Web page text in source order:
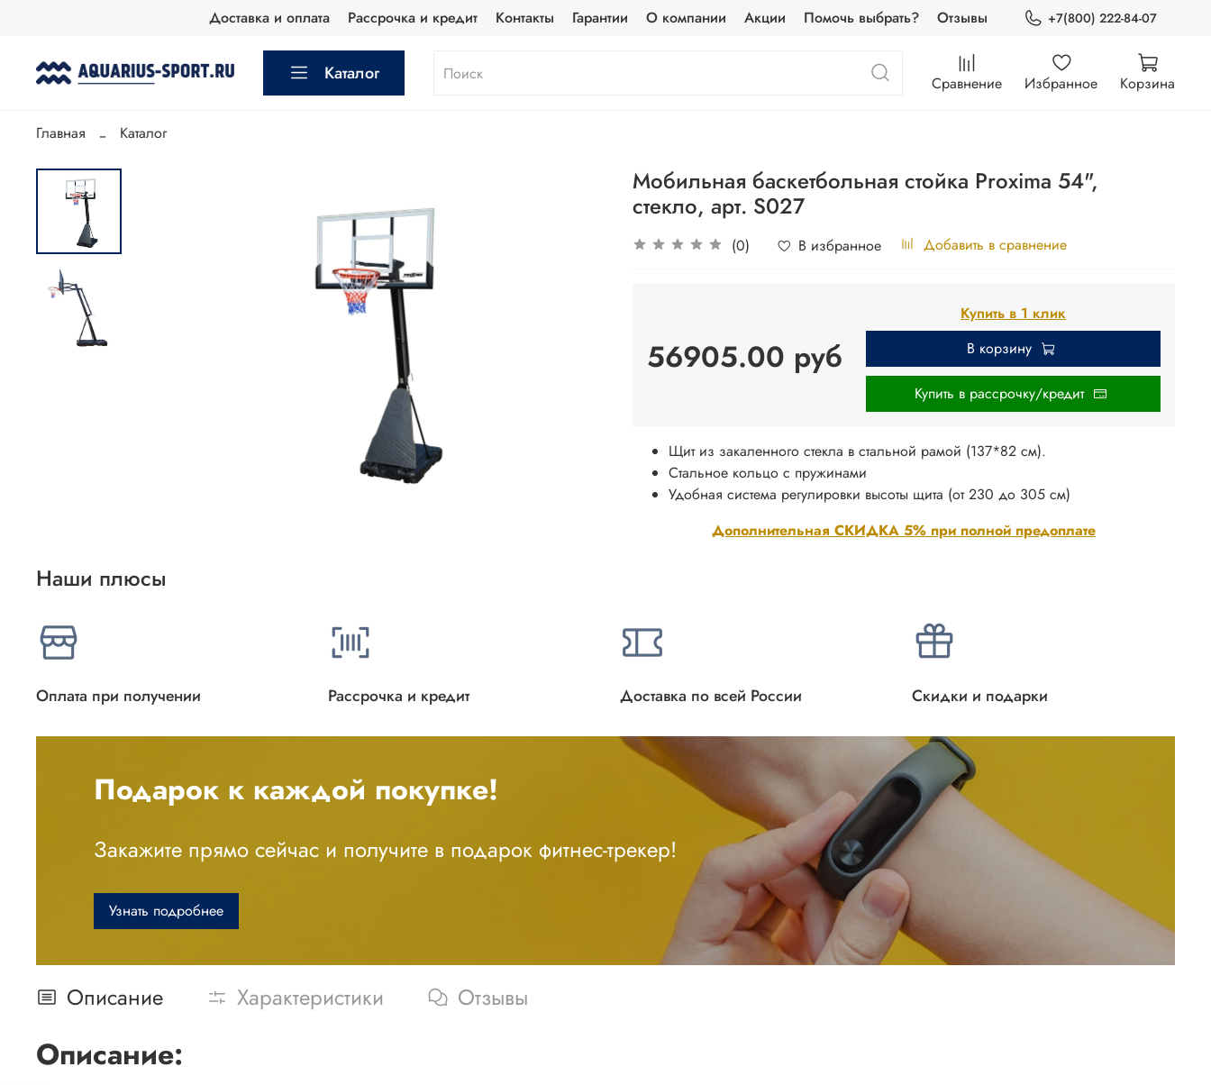
Доставка и оплата Рассрочка и кредит Контакты Гарантии О компании Акции Помочь выбрать? Отзывы +7(800) 222-84-07
Каталог Сравнение Избранное Корзина
Главная Каталог
Мобильная баскетбольная стойка Proxima 54",
стекло, арт. S027
(0) В избранное Добавить в сравнение
56905.00 руб
Купить в 1 клик
В корзину
Купить в рассрочку/кредит
Дополнительная СКИДКА 5% при полной предоплате
Щит из закаленного стекла в стальной рамой (137*82 см).
Стальное кольцо с пружинами
Удобная система регулировки высоты щита (от 230 до 305 см)
Наши плюсы
Оплата при получении Рассрочка и кредит Доставка по всей России Скидки и подарки
Подарок к каждой покупке!
Закажите прямо сейчас и получите в подарок фитнес-трекер!
Узнать подробнее
Описание Характеристики Отзывы
Описание: